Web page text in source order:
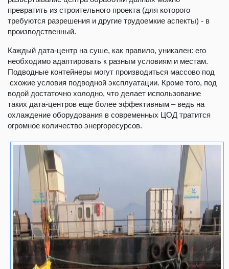
превратить из строительного проекта (для которого
требуются разрешения и другие трудоемкие аспекты) - в
производственный.
Каждый дата-центр на суше, как правило, уникален: его
необходимо адаптировать к разным условиям и местам.
Подводные контейнеры могут производиться массово под
схожие условия подводной эксплуатации. Кроме того, под
водой достаточно холодно, что делает использование
таких дата-центров еще более эффективным – ведь на
охлаждение оборудования в современных ЦОД тратится
огромное количество энергоресурсов.